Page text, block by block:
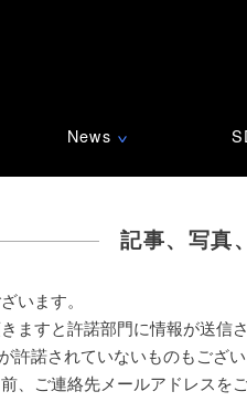
News ∨
記事、写真
います。
ますと許諾部門に情報が送信
許諾されていないものもござ
、ご連絡先メールアドレスを